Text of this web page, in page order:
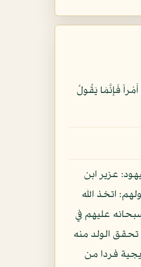
وَالأَرْضِ وَإِذَا قَضَى أَمْراً فَإِنَّمَا يَقُولُ
عزير ابن
اتخذ الله
عليهم في
تحقق الولد منه
فردا من